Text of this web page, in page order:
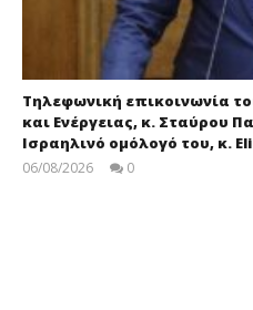
Τηλεφωνική επικοινωνία
και Ενέργειας, κ. Σταύρου
Ισραηλινό ομόλογό του, κ.
06/08/2026 0